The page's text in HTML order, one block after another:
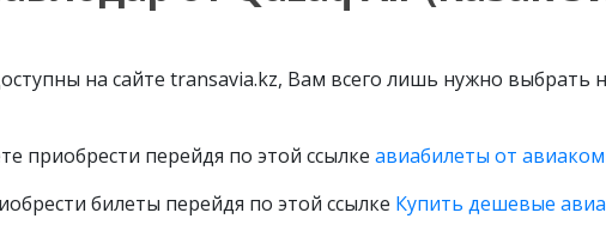
на сайте transavia.kz, Вам всего лишь нужно выбрать
приобрести перейдя по этой ссылке авиабилеты от
билеты перейдя по этой ссылке Купить дешевые